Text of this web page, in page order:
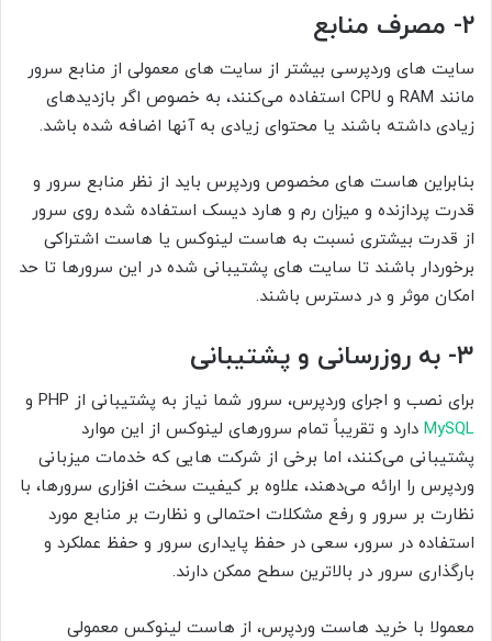
۲- مصرف منابع
سایت های وردپرسی بیشتر از سایت های معمولی از منابع سرور
مانند RAM و CPU استفاده می‌کنند، به خصوص اگر بازدیدهای
زیادی داشته باشند یا محتوای زیادی به آنها اضافه شده باشد.
بنابراین هاست های مخصوص وردپرس باید از نظر منابع سرور و
قدرت پردازنده و میزان رم و هارد دیسک استفاده شده روی سرور
از قدرت بیشتری نسبت به هاست لینوکس یا هاست اشتراکی
برخوردار باشند تا سایت های پشتیبانی شده در این سرورها تا حد
امکان موثر و در دسترس باشند.
۳- به روزرسانی و پشتیبانی
برای نصب و اجرای وردپرس، سرور شما نیاز به پشتیبانی از PHP و
MySQL دارد و تقریباً تمام سرورهای لینوکس از این موارد
پشتیبانی می‌کنند، اما برخی از شرکت هایی که خدمات میزبانی
وردپرس را ارائه می‌دهند، علاوه بر کیفیت سخت افزاری سرورها، با
نظارت بر سرور و رفع مشکلات احتمالی و نظارت بر منابع مورد
استفاده در سرور، سعی در حفظ پایداری سرور و حفظ عملکرد و
بارگذاری سرور در بالاترین سطح ممکن دارند.
معمولا با خرید هاست وردپرس، از هاست لینوکس معمولی